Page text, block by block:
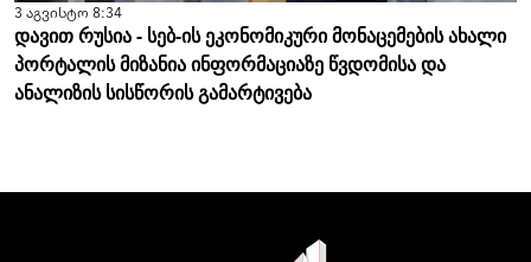
3 აგვისტო 8:34
დავით რუსია - სებ-ის ეკონომიკური მონაცემების ახალი
პორტალის მიზანია ინფორმაციაზე წვდომისა და
ანალიზის სისწორის გამარტივება